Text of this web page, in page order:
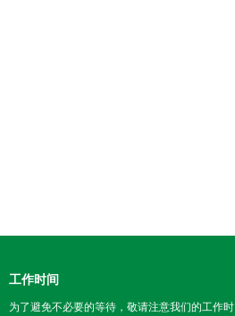
工作时间
为了避免不必要的等待，敬请注意我们的工作时